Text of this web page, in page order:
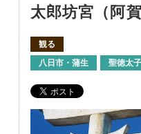
太郎坊宮（阿賀
観る
八日市・蒲生
聖徳太子